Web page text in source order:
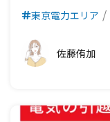
東京電力エリア
佐藤侑加